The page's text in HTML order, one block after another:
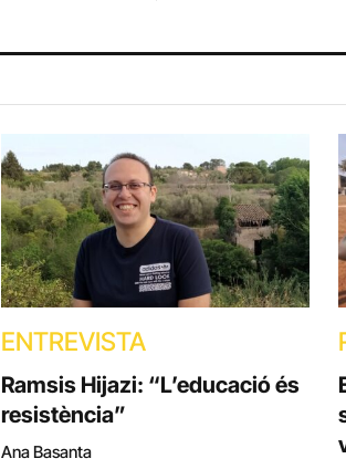
ENTREVISTA
Ramsis Hijazi: “L’educació és
resistència”
Ana Basanta